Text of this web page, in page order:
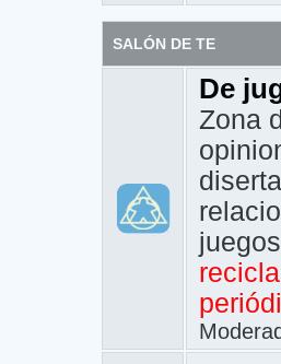
SALÓN DE TE
De
Zona